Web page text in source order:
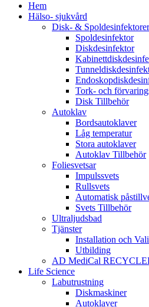
Hem
Hälso- sjukvård
Disk- & Spoldesinfektorer
Spoldesinfektor
Diskdesinfektor
Tork- och
Disk Tillbehör
Autoklav
Bordsautoklaver
Låg temperatur
Stora autoklaver
Autoklav Tillbehör
Foliesvetsar
Impulssvets
Rullsvets
Automatisk
Svets Tillbehör
Ultraljudsbad
Tjänster
Installation och
Utbilding
AD MediCal
Life Science
Labutrustning
Diskmaskiner
Autoklaver